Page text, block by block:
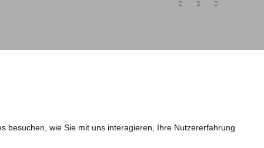
besuchen, wie Sie mit uns interagieren, Ihre Nutzererfahrung